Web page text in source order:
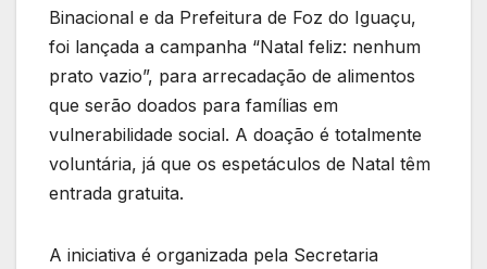
Binacional e da Prefeitura de Foz do Iguaçu,
foi lançada a campanha “Natal feliz: nenhum
prato vazio”, para arrecadação de alimentos
que serão doados para famílias em
vulnerabilidade social. A doação é totalmente
voluntária, já que os espetáculos de Natal têm
entrada gratuita.
A iniciativa é organizada pela Secretaria